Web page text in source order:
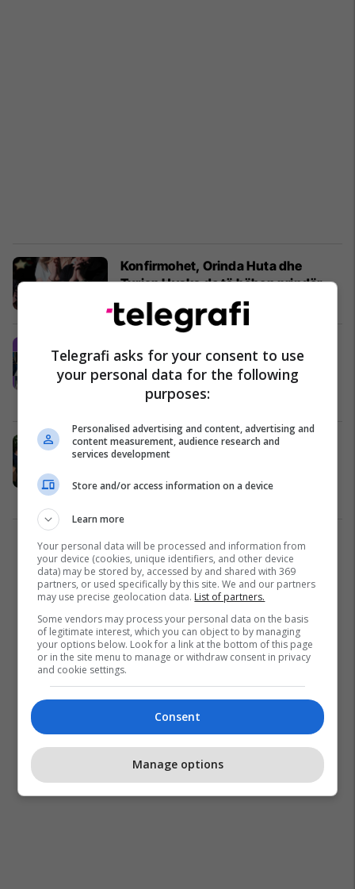
Konfirmohet, Orinda Huta dhe
Turjan Hyska do të bëhen prindër
06/05/2018
Speciale: 2017 - Viti i martesave në
estradë: Gjithçka rreth dasmave
glamuroze të yjeve (Foto)
01/01/2018
Brenda ambienteve luksoze të
shtëpisë së Orinda Hutës dhe Turit
1
Telegrafi asks for your consent to use
your personal data for the following
purposes:
Personalised advertising and content, advertising and
content measurement, audience research and
services development
Store and/or access information on a device
Learn more
Your personal data will be processed and information from
your device (cookies, unique identifiers, and other device
data) may be stored by, accessed by and shared with 369
partners, or used specifically by this site. We and our partners
may use precise geolocation data. List of partners.
Some vendors may process your personal data on the basis
of legitimate interest, which you can object to by managing
your options below. Look for a link at the bottom of this page
or in the site menu to manage or withdraw consent in privacy
and cookie settings.
Consent
Manage options